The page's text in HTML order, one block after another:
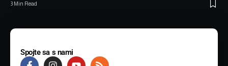
3 Min Read
Spojte sa s nami